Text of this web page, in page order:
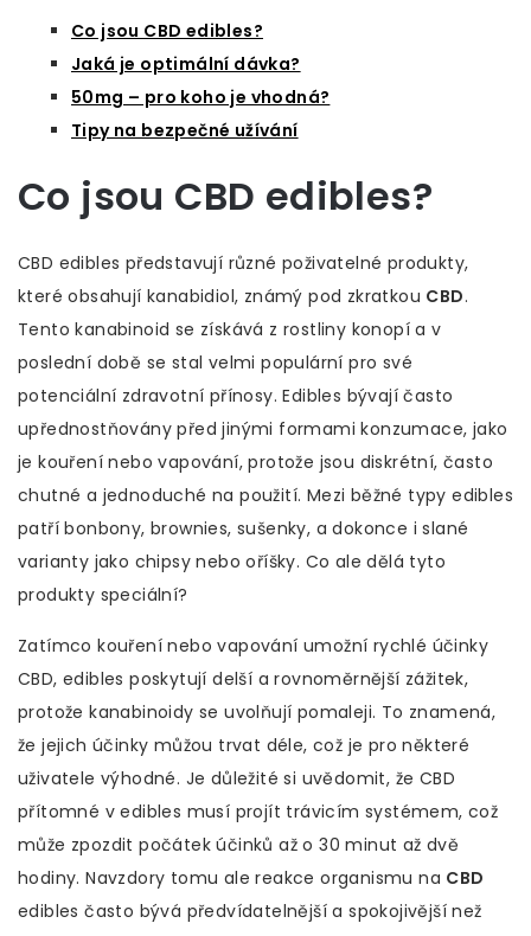
Co jsou CBD edibles?
Jaká je optimální dávka?
50mg – pro koho je vhodná?
Tipy na bezpečné užívání
Co jsou CBD edibles?
CBD edibles představují různé poživatelné produkty,
které obsahují kanabidiol, známý pod zkratkou CBD.
Tento kanabinoid se získává z rostliny konopí a v
poslední době se stal velmi populární pro své
potenciální zdravotní přínosy. Edibles bývají často
upřednostňovány před jinými formami konzumace, jako
je kouření nebo vapování, protože jsou diskrétní, často
chutné a jednoduché na použití. Mezi běžné typy edibles
patří bonbony, brownies, sušenky, a dokonce i slané
varianty jako chipsy nebo oříšky. Co ale dělá tyto
produkty speciální?
Zatímco kouření nebo vapování umožní rychlé účinky
CBD, edibles poskytují delší a rovnoměrnější zážitek,
protože kanabinoidy se uvolňují pomaleji. To znamená,
že jejich účinky můžou trvat déle, což je pro některé
uživatele výhodné. Je důležité si uvědomit, že CBD
přítomné v edibles musí projít trávicím systémem, což
může zpozdit počátek účinků až o 30 minut až dvě
hodiny. Navzdory tomu ale reakce organismu na CBD
edibles často bývá předvídatelnější a spokojivější než